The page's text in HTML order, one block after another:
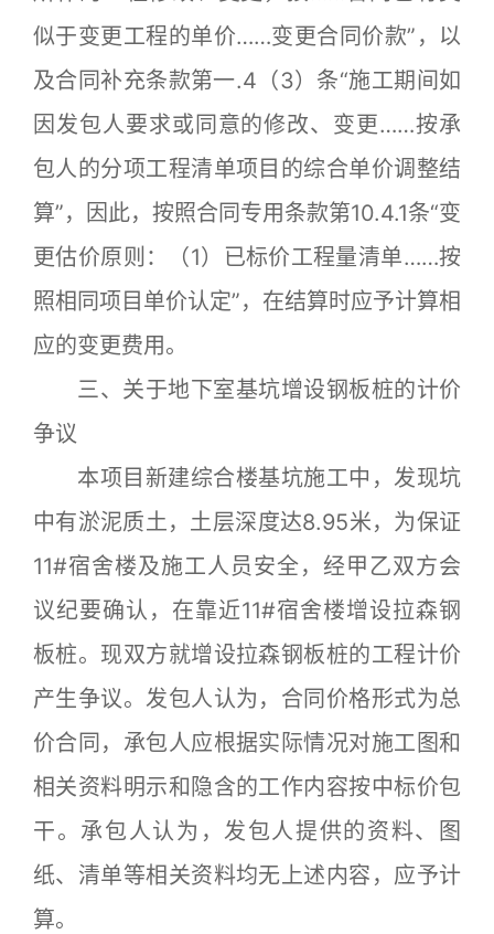
似于变更工程的单价……变更合同价款”，以
及合同补充条款第一.4（3）条“施工期间如
因发包人要求或同意的修改、变更……按承
包人的分项工程清单项目的综合单价调整结
算”，因此，按照合同专用条款第10.4.1条“变
更估价原则：（1）已标价工程量清单……按
照相同项目单价认定”，在结算时应予计算相
应的变更费用。
三、关于地下室基坑增设钢板桩的计价
争议
本项目新建综合楼基坑施工中，发现坑
中有淤泥质土，土层深度达8.95米，为保证
11#宿舍楼及施工人员安全，经甲乙双方会
议纪要确认，在靠近11#宿舍楼增设拉森钢
板桩。现双方就增设拉森钢板桩的工程计价
产生争议。发包人认为，合同价格形式为总
价合同，承包人应根据实际情况对施工图和
相关资料明示和隐含的工作内容按中标价包
干。承包人认为，发包人提供的资料、图
纸、清单等相关资料均无上述内容，应予计
算。